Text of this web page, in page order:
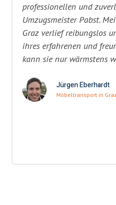
professionellen und
Umzugsmeister Pabst.
Graz verlief reibungslos
ihres erfahrenen und
kann sie nur wärmstens
Jürgen Eberhardt
Möbeltransport in